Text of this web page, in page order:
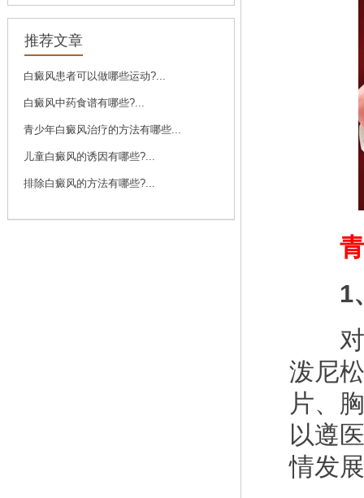
推荐文章
白癜风患者可以做哪些运动?...
白癜风中药食谱有哪些?...
青少年白癜风治疗的方法有哪些...
儿童白癜风的诱因有哪些?...
排除白癜风的方法有哪些?...
青
1、
对于
泼尼
片、
以遵
情发